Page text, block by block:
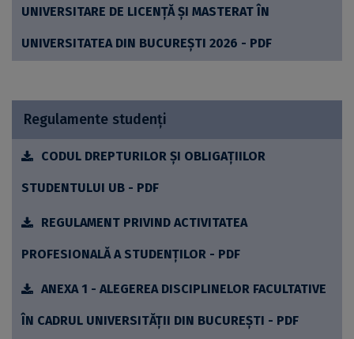
UNIVERSITARE DE LICENȚĂ ȘI MASTERAT ÎN
UNIVERSITATEA DIN BUCUREȘTI 2026 - PDF
Regulamente studenți
CODUL DREPTURILOR ȘI OBLIGAȚIILOR
STUDENTULUI UB - PDF
REGULAMENT PRIVIND ACTIVITATEA
PROFESIONALĂ A STUDENȚILOR - PDF
ANEXA 1 - ALEGEREA DISCIPLINELOR FACULTATIVE
ÎN CADRUL UNIVERSITĂȚII DIN BUCUREȘTI - PDF